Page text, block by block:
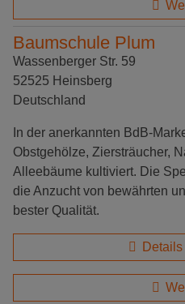
Baumschule Plum
Wassenberger Str. 59
52525 Heinsberg
Deutschland
In der anerkannten BdB-
Obstgehölze, Ziersträucher,
Alleebäume kultiviert. Die
die Anzucht von bewährten
bester Qualität.